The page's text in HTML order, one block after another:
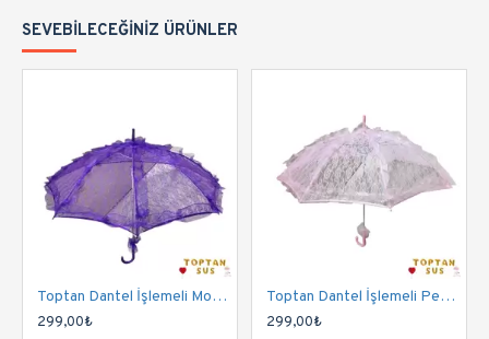
SEVEBILECEĞINIZ ÜRÜNLER
Toptan Dantel İşlemeli Mor Şemsiye
299,00₺
Toptan Dantel İşlemeli Pembe Şemsiye
299,00₺